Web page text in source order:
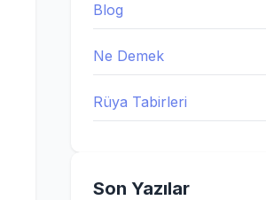
Blog
Ne Demek
Rüya Tabirleri
Son Yazılar